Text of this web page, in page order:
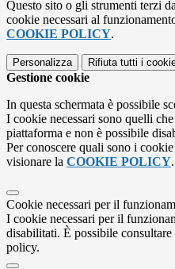
Questo sito o gli strumenti terzi
cookie necessari al
COOKIE POLICY.
Personalizza Rifiuta tutti i
Gestione cookie
In questa schermata è possibile
I cookie necessari sono quelli
piattaforma e non è possibile
Per conoscere quali sono i
visionare la COOKIE POLICY.
Cookie necessari per il
I cookie necessari per il
disabilitati. È possibile
policy.